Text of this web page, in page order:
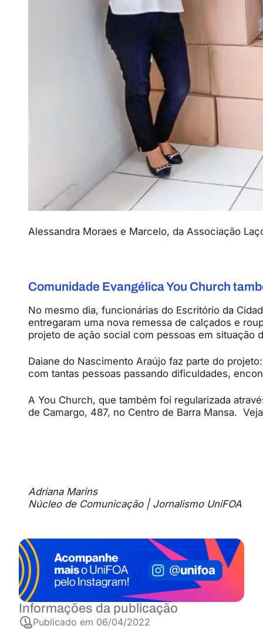
Alessandra Moraes e Marcelo, da Associação
Comunidade Evangélica You Church
No mesmo dia, funcionárias do Escritório da
entregaram uma nova remessa de calçados e
projeto de ação social com pessoas em situação
Daiane do Nascimento Araújo faz parte do
com tantas pessoas passando dificuldades,
A You Church, que também foi regularizada
de Camargo, 487, no Centro de Barra Mansa.
Adriana Marins
Núcleo de Comunicação | Jornalismo UniFOA
Informações da publicação
Publicado em 06/04/2022